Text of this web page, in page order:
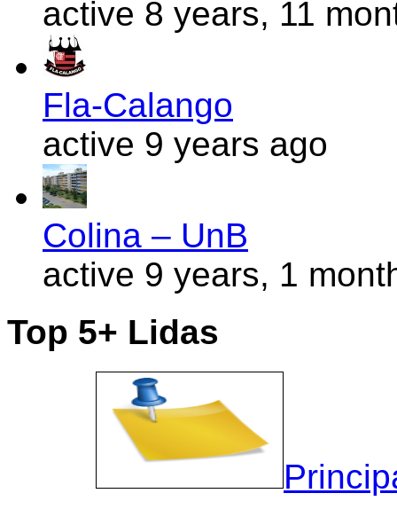
active 8 years, 11
Fla-Calango
active 9 years ago
Colina – UnB
active 9 years, 1
Top 5+ Lidas